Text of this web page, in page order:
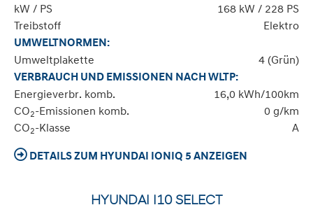
kW / PS
168 kW / 228 PS
Treibstoff
Elektro
UMWELTNORMEN:
Umweltplakette
4 (Grün)
VERBRAUCH UND EMISSIONEN NACH WLTP:
Energieverbr. komb.
16,0 kWh/100km
CO2-Emissionen komb.
0 g/km
CO2-Klasse A
DETAILS ZUM HYUNDAI IONIQ 5 ANZEIGEN
HYUNDAI I10 SELECT